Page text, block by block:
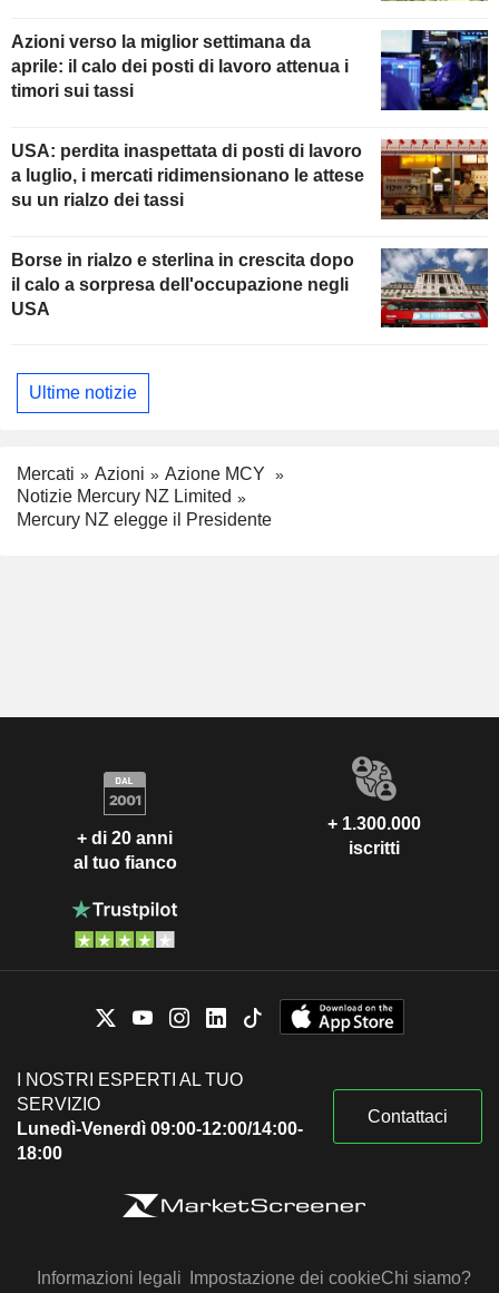
Azioni verso la miglior settimana da
aprile: il calo dei posti di lavoro attenua i
timori sui tassi
USA: perdita inaspettata di posti di lavoro
a luglio, i mercati ridimensionano le attese
su un rialzo dei tassi
Borse in rialzo e sterlina in crescita dopo
il calo a sorpresa dell'occupazione negli
USA
Ultime notizie
Mercati Azioni
Azione MCY
Notizie Mercury NZ Limited
Mercury NZ elegge il Presidente
+ di 20 anni
al tuo fianco
+ 1.300.000
iscritti
I NOSTRI ESPERTI AL TUO
SERVIZIO
Lunedì-Venerdì 09:00-12:00/14:00-
18:00
Contattaci
Informazioni legali Impostazione dei cookieChi siamo?